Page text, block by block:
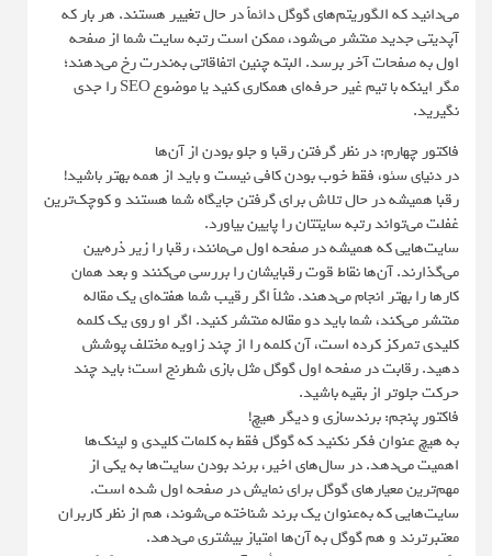
می‌دانید که الگوریتم‌های گوگل دائماً در حال تغییر هستند. هر بار که
آپدیتی جدید منتشر می‌شود، ممکن است رتبه سایت شما از صفحه
اول به صفحات آخر برسد. البته چنین اتفاقاتی به‌ندرت رخ می‌دهند؛
مگر اینکه با تیم غیر حرفه‌ای همکاری کنید یا موضوع SEO را جدی
نگیرید.
فاکتور چهارم: در نظر گرفتن رقبا و جلو بودن از آن‌ها
در دنیای سئو، فقط خوب بودن کافی نیست و باید از همه بهتر باشید!
رقبا همیشه در حال تلاش برای گرفتن جایگاه شما هستند و کوچک‌ترین
غفلت می‌تواند رتبه سایتتان را پایین بیاورد.
سایت‌هایی که همیشه در صفحه اول می‌مانند، رقبا را زیر ذره‌بین
می‌گذارند. آن‌ها نقاط قوت رقبایشان را بررسی می‌کنند و بعد همان
کارها را بهتر انجام می‌دهند. مثلاً اگر رقیب شما هفته‌ای یک مقاله
منتشر می‌کند، شما باید دو مقاله منتشر کنید. اگر او روی یک کلمه
کلیدی تمرکز کرده است، آن کلمه را از چند زاویه مختلف پوشش
دهید. رقابت در صفحه اول گوگل مثل بازی شطرنج است؛ باید چند
حرکت جلوتر از بقیه باشید.
فاکتور پنجم: برندسازی و دیگر هیچ!
به هیچ عنوان فکر نکنید که گوگل فقط به کلمات کلیدی و لینک‌ها
اهمیت می‌دهد. در سال‌های اخیر، برند بودن سایت‌ها به یکی از
مهم‌ترین معیارهای گوگل برای نمایش در صفحه اول شده است.
سایت‌هایی که به‌عنوان یک برند شناخته می‌شوند، هم از نظر کاربران
معتبرترند و هم گوگل به آن‌ها امتیاز بیشتری می‌دهد.